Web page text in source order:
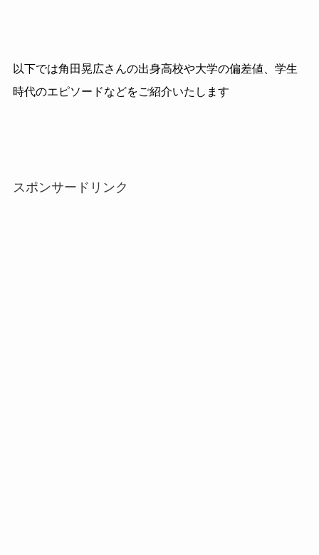
以下では角田晃広さんの出身高校や大学の偏差値、学生
時代のエピソードなどをご紹介いたします
スポンサードリンク